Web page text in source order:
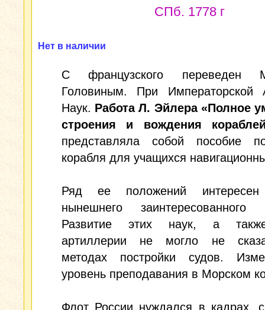
СПб. 1778 г
Нет в наличии
С французского переведен
Головиным. При Императорской
Наук. Работа Л. Эйлера «Полное
строения и вождения
представляла собой пособие
корабля для учащихся
Ряд ее положений
нынешнего заинтересованного
Развитие этих наук, а также-
артиллерии не могло не
методах постройки судов.
уровень преподавания в Морском
Флот России нуждался в кадрах,